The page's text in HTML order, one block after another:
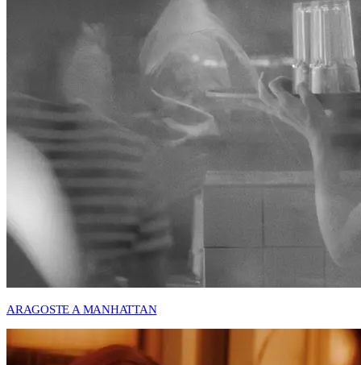
ARAGOSTE A MANHATTAN